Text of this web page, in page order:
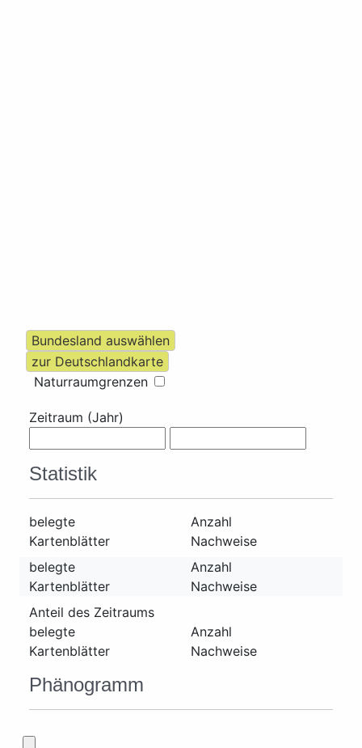
Naturraumgrenzen
Zeitraum (Jahr)
Statistik
belegte
Kartenblätter
Anzahl
Nachweise
belegte
Kartenblätter
Anzahl
Nachweise
Anteil des Zeitraums
belegte
Kartenblätter
Anzahl
Nachweise
Phänogramm